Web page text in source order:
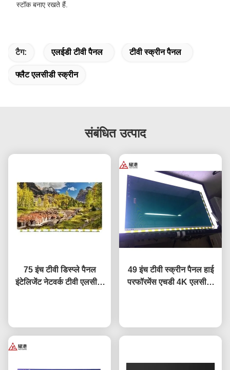
स्टॉक बनाए रखते हैं.
टैग: एलईडी टीवी पैनल टीवी स्क्रीन पैनल
फ्लैट एलसीडी स्क्रीन
संबंधित उत्पाद
75 इंच टीवी डिस्प्ले पैनल
इंटेलिजेंट नेटवर्क टीवी एलसीडी
49 इंच टीवी स्क्रीन पैनल हाई
परफॉरमेंस एचडी 4K एलसीडी